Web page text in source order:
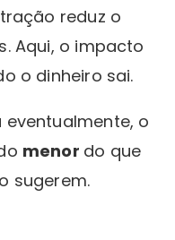
reduz o
Aqui, o impacto
o dinheiro sai.
eventualmente, o
menor do que
sugerem.